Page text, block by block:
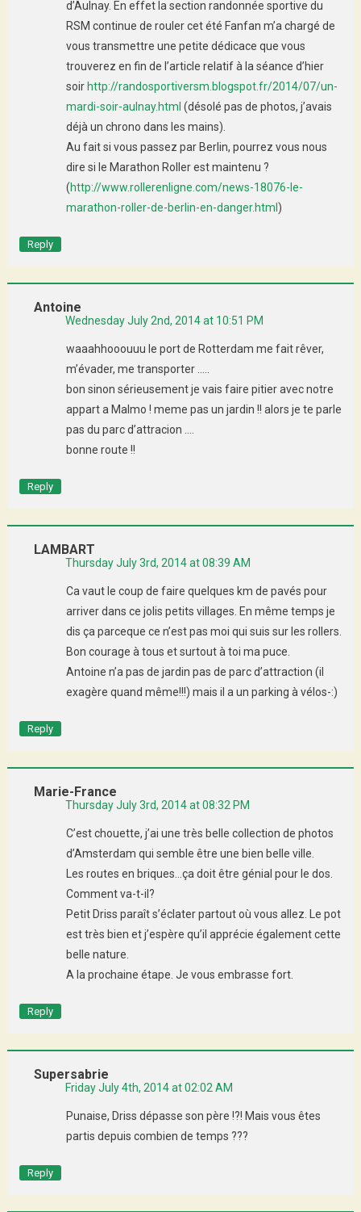
d’Aulnay. En effet la section randonnée sportive du
RSM continue de rouler cet été Fanfan m’a chargé de
vous transmettre une petite dédicace que vous
trouverez en fin de l’article relatif à la séance d’hier
soir http://randosportiversm.blogspot.fr/2014/07/un-
mardi-soir-aulnay.html (désolé pas de photos, j’avais
déjà un chrono dans les mains).
Au fait si vous passez par Berlin, pourrez vous nous
dire si le Marathon Roller est maintenu ?
(http://www.rollerenligne.com/news-18076-le-
marathon-roller-de-berlin-en-danger.html )
Reply
Antoine
Wednesday July 2nd, 2014 at 10:51 PM
waaahhooouuu le port de Rotterdam me fait rêver,
m’évader, me transporter …..
bon sinon sérieusement je vais faire pitier avec notre
appart a Malmo ! meme pas un jardin !! alors je te parle
pas du parc d’attracion ….
bonne route !!
Reply
LAMBART
Thursday July 3rd, 2014 at 08:39 AM
Ca vaut le coup de faire quelques km de pavés pour
arriver dans ce jolis petits villages. En même temps je
dis ça parceque ce n’est pas moi qui suis sur les rollers.
Bon courage à tous et surtout à toi ma puce.
Antoine n’a pas de jardin pas de parc d’attraction (il
exagère quand même!!!) mais il a un parking à vélos-:)
Reply
Marie-France
Thursday July 3rd, 2014 at 08:32 PM
C’est chouette, j’ai une très belle collection de photos
d’Amsterdam qui semble être une bien belle ville.
Les routes en briques…ça doit être génial pour le dos.
Comment va-t-il?
Petit Driss paraît s’éclater partout où vous allez. Le pot
est très bien et j’espère qu’il apprécie également cette
belle nature.
A la prochaine étape. Je vous embrasse fort.
Reply
Supersabrie
Friday July 4th, 2014 at 02:02 AM
Punaise, Driss dépasse son père !?! Mais vous êtes
partis depuis combien de temps ???
Reply